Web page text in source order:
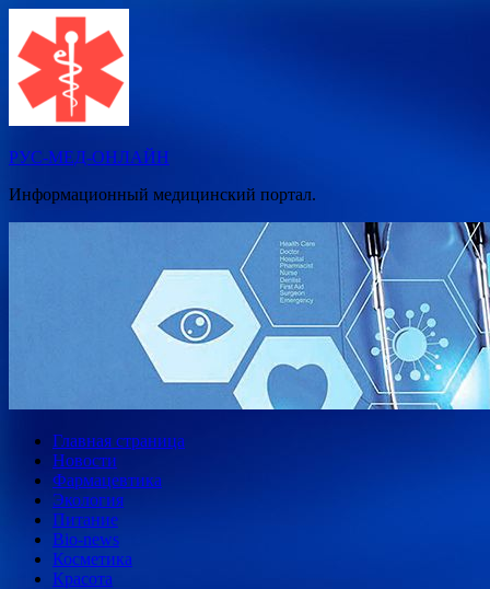
Перейти
содержимому
РУС-МЕД-ОНЛАЙН
Информационный медицинский портал.
Главная страница
Новости
Фармацевтика
Экология
Питание
Bio-news
Косметика
Красота